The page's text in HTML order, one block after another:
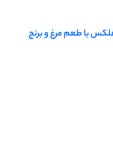
با طعم مرغ و برنج